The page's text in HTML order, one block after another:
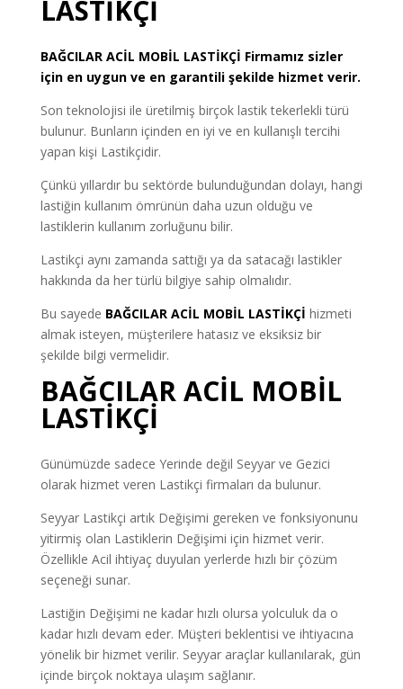
LASTİKÇİ
BAĞCILAR ACİL MOBİL LASTİKÇİ Firmamız sizler
için en uygun ve en garantili şekilde hizmet verir.
Son teknolojisi ile üretilmiş birçok lastik tekerlekli türü
bulunur. Bunların içinden en iyi ve en kullanışlı tercihi
yapan kişi Lastikçidir.
Çünkü yıllardır bu sektörde bulunduğundan dolayı, hangi
lastiğin kullanım ömrünün daha uzun olduğu ve
lastiklerin kullanım zorluğunu bilir.
Lastikçi aynı zamanda sattığı ya da satacağı lastikler
hakkında da her türlü bilgiye sahip olmalıdır.
Bu sayede BAĞCILAR ACİL MOBİL LASTİKÇİ hizmeti
almak isteyen, müşterilere hatasız ve eksiksiz bir
şekilde bilgi vermelidir.
BAĞCILAR ACİL MOBİL
LASTİKÇİ
Günümüzde sadece Yerinde değil Seyyar ve Gezici
olarak hizmet veren Lastikçi firmaları da bulunur.
Seyyar Lastikçi artık Değişimi gereken ve fonksiyonunu
yitirmiş olan Lastiklerin Değişimi için hizmet verir.
Özellikle Acil ihtiyaç duyulan yerlerde hızlı bir çözüm
seçeneği sunar.
Lastiğin Değişimi ne kadar hızlı olursa yolculuk da o
kadar hızlı devam eder. Müşteri beklentisi ve ihtiyacına
yönelik bir hizmet verilir. Seyyar araçlar kullanılarak, gün
içinde birçok noktaya ulaşım sağlanır.